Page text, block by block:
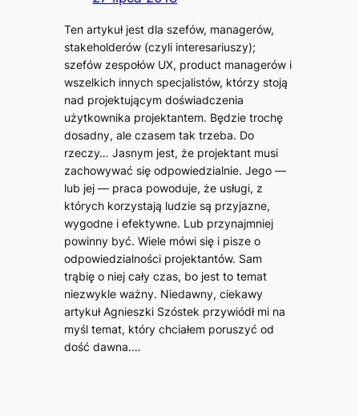
Ten artykuł jest dla szefów, managerów,
stakeholderów (czyli interesariuszy);
szefów zespołów UX, product managerów i
wszelkich innych specjalistów, którzy stoją
nad projektującym doświadczenia
użytkownika projektantem. Będzie trochę
dosadny, ale czasem tak trzeba. Do
rzeczy… Jasnym jest, że projektant musi
zachowywać się odpowiedzialnie. Jego —
lub jej — praca powoduje, że usługi, z
których korzystają ludzie są przyjazne,
wygodne i efektywne. Lub przynajmniej
powinny być. Wiele mówi się i pisze o
odpowiedzialności projektantów. Sam
trąbię o niej cały czas, bo jest to temat
niezwykle ważny. Niedawny, ciekawy
artykuł Agnieszki Szóstek przywiódł mi na
myśl temat, który chciałem poruszyć od
dość dawna.…